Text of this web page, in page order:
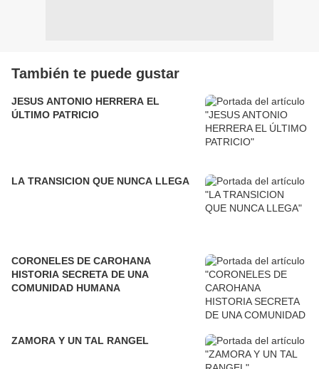
También te puede gustar
JESUS ANTONIO HERRERA EL
ÚLTIMO PATRICIO
LA TRANSICION QUE NUNCA LLEGA
CORONELES DE CAROHANA
HISTORIA SECRETA DE UNA
COMUNIDAD HUMANA
ZAMORA Y UN TAL RANGEL